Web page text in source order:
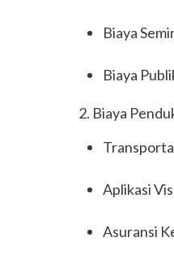
Biaya
Biaya
2. Biaya
Aplikasi
Asuransi